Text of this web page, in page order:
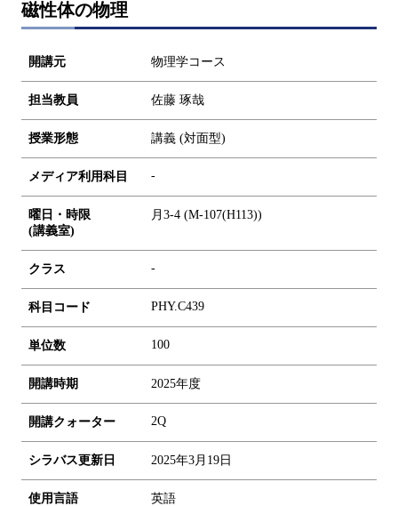
磁性体の物理
開講元 物理学コース
担当教員 佐藤 琢哉
授業形態 講義 (対面型)
メディア利用科目 -
曜日・時限
(講義室)
月3-4 (M-107(H113))
クラス -
科目コード PHY.C439
単位数 100
開講時期 2025年度
開講クォーター 2Q
シラバス更新日 2025年3月19日
使用言語 英語